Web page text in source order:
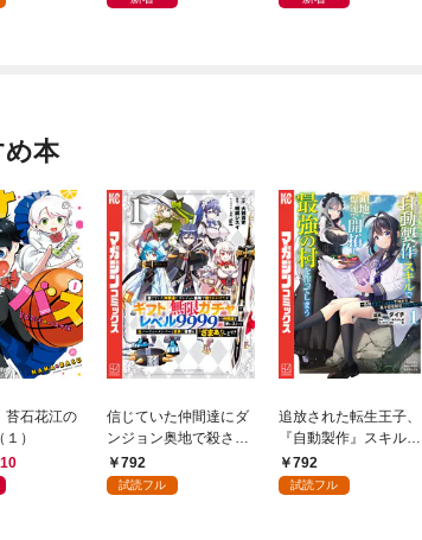
本
石花江の
）
信じていた仲間達にダ
ンジョン奥地で殺され
かけたがギフト『無限
ガチャ』でレベル９９
792
試読フル
追放された転生王子、
『自動製作』スキルで
領地を爆速で開拓し最
強の村を作ってしまう
792
試読フル